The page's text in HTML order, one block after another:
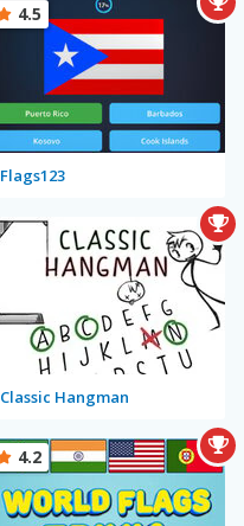
Flags123
4.5
Classic Hangman
4.2